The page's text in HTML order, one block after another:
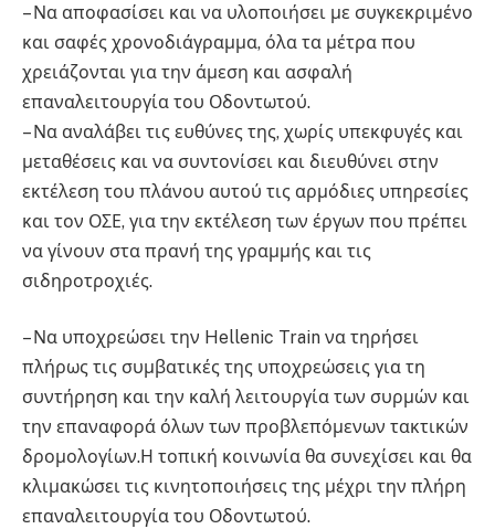
– Να αποφασίσει και να υλοποιήσει με συγκεκριμένο
και σαφές χρονοδιάγραμμα, όλα τα μέτρα που
χρειάζονται για την άμεση και ασφαλή
επαναλειτουργία του Οδοντωτού.
– Να αναλάβει τις ευθύνες της, χωρίς υπεκφυγές και
μεταθέσεις και να συντονίσει και διευθύνει στην
εκτέλεση του πλάνου αυτού τις αρμόδιες υπηρεσίες
και τον ΟΣΕ, για την εκτέλεση των έργων που πρέπει
να γίνουν στα πρανή της γραμμής και τις
σιδηροτροχιές.
– Να υποχρεώσει την Hellenic Train να τηρήσει
πλήρως τις συμβατικές της υποχρεώσεις για τη
συντήρηση και την καλή λειτουργία των συρμών και
την επαναφορά όλων των προβλεπόμενων τακτικών
δρομολογίων.Η τοπική κοινωνία θα συνεχίσει και θα
κλιμακώσει τις κινητοποιήσεις της μέχρι την πλήρη
επαναλειτουργία του Οδοντωτού.